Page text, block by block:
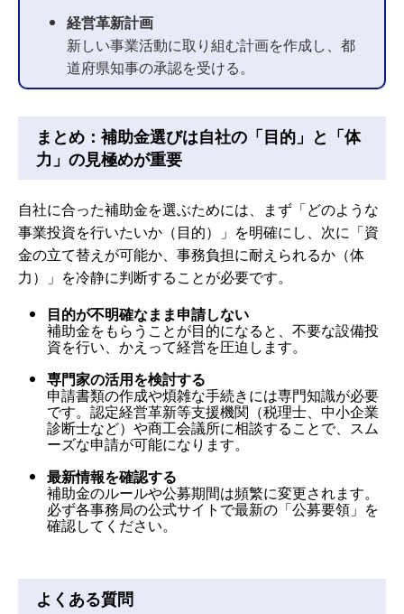
経営革新計画
新しい事業活動に取り組む計画を作成し、都
道府県知事の承認を受ける。
まとめ：補助金選びは自社の「目的」と「体
力」の見極めが重要
自社に合った補助金を選ぶためには、まず「どのような
事業投資を行いたいか（目的）」を明確にし、次に「資
金の立て替えが可能か、事務負担に耐えられるか（体
力）」を冷静に判断することが必要です。
目的が不明確なまま申請しない
補助金をもらうことが目的になると、不要な設備投
資を行い、かえって経営を圧迫します。
専門家の活用を検討する
申請書類の作成や煩雑な手続きには専門知識が必要
です。認定経営革新等支援機関（税理士、中小企業
診断士など）や商工会議所に相談することで、スム
ーズな申請が可能になります。
最新情報を確認する
補助金のルールや公募期間は頻繁に変更されます。
必ず各事務局の公式サイトで最新の「公募要領」を
確認してください。
よくある質問